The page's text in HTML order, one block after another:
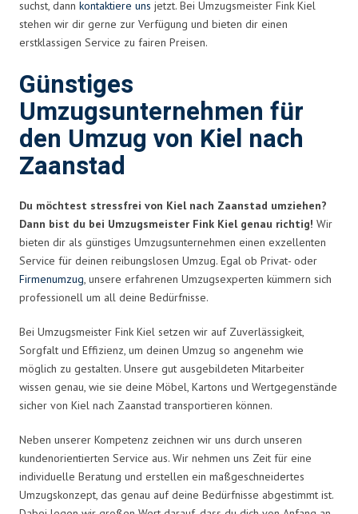
suchst, dann kontaktiere uns jetzt. Bei Umzugsmeister Fink Kiel
stehen wir dir gerne zur Verfügung und bieten dir einen
erstklassigen Service zu fairen Preisen.
Günstiges
Umzugsunternehmen für
den Umzug von Kiel nach
Zaanstad
Du möchtest stressfrei von Kiel nach Zaanstad umziehen?
Dann bist du bei Umzugsmeister Fink Kiel genau richtig! Wir
bieten dir als günstiges Umzugsunternehmen einen exzellenten
Service für deinen reibungslosen Umzug. Egal ob Privat- oder
Firmenumzug, unsere erfahrenen Umzugsexperten kümmern sich
professionell um all deine Bedürfnisse.
Bei Umzugsmeister Fink Kiel setzen wir auf Zuverlässigkeit,
Sorgfalt und Effizienz, um deinen Umzug so angenehm wie
möglich zu gestalten. Unsere gut ausgebildeten Mitarbeiter
wissen genau, wie sie deine Möbel, Kartons und Wertgegenstände
sicher von Kiel nach Zaanstad transportieren können.
Neben unserer Kompetenz zeichnen wir uns durch unseren
kundenorientierten Service aus. Wir nehmen uns Zeit für eine
individuelle Beratung und erstellen ein maßgeschneidertes
Umzugskonzept, das genau auf deine Bedürfnisse abgestimmt ist.